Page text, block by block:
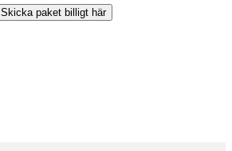
Skicka paket billigt här